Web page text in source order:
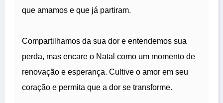
que amamos e que já partiram.
Compartilhamos da sua dor e entendemos sua
perda, mas encare o Natal como um momento de
renovação e esperança. Cultive o amor em seu
coração e permita que a dor se transforme.